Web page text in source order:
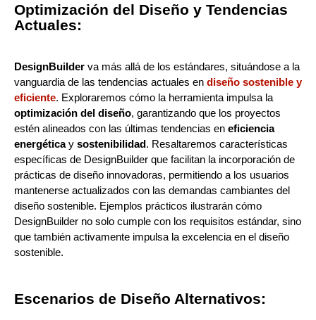
Optimización del Diseño y Tendencias
Actuales:
DesignBuilder va más allá de los estándares, situándose a la
vanguardia de las tendencias actuales en diseño sostenible y
eficiente. Exploraremos cómo la herramienta impulsa la
optimización del diseño, garantizando que los proyectos
estén alineados con las últimas tendencias en eficiencia
energéticay sostenibilidad. Resaltaremos características
específicas de DesignBuilder que facilitan la incorporación de
prácticas de diseño innovadoras, permitiendo a los usuarios
mantenerse actualizados con las demandas cambiantes del
diseño sostenible. Ejemplos prácticos ilustrarán cómo
DesignBuilder no solo cumple con los requisitos estándar, sino
que también activamente impulsa la excelencia en el diseño
sostenible.
Escenarios de Diseño Alternativos: